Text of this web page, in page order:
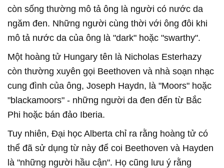
còn sống thường mô tả ông là người có nước da
ngăm đen. Những người cùng thời với ông đôi khi
mô tả nước da của ông là "dark" hoặc "swarthy".
Một hoàng tử Hungary tên là Nicholas Esterhazy
còn thường xuyên gọi Beethoven và nhà soạn nhạc
cung đình của ông, Joseph Haydn, là "Moors" hoặc
"blackamoors" - những người da đen đến từ Bắc
Phi hoặc bán đảo Iberia.
Tuy nhiên, Đại học Alberta chỉ ra rằng hoàng tử có
thể đã sử dụng từ này để coi Beethoven và Hayden
là "những người hầu cận". Họ cũng lưu ý rằng